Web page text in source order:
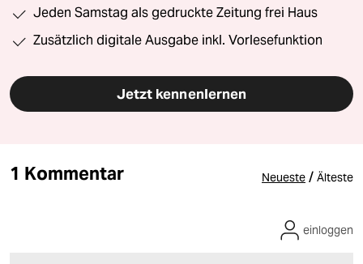
Jeden Samstag als gedruckte Zeitung frei Haus
Zusätzlich digitale Ausgabe inkl. Vorlesefunktion
Jetzt kennenlernen
1 Kommentar Neueste / Älteste
einloggen